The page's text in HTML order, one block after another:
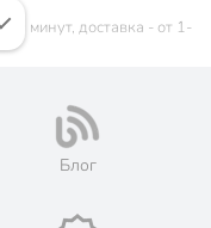
минут, доставка - от 1-
заказ и оплатить
магазинов Порядок.
гипермаркета или
день!
Блог